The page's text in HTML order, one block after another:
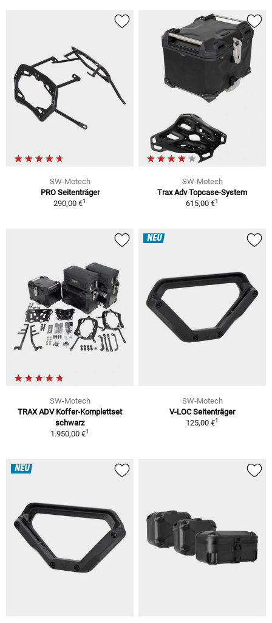
SW-Motech
PRO Seitenträger
290,00 €1
SW-Motech
Trax Adv Topcase-System
615,00 €1
SW-Motech
TRAX ADV Koffer-Komplettset
schwarz
1.950,00 €1
NEU
SW-Motech
V-LOC Seitenträger
125,00 €1
NEU